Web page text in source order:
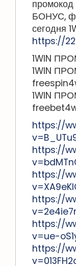
промокод
БОНУС,
сегодня
https://
1WIN
1WIN
1WIN
https://
https://
https://
https://
https://
v=ue-
https://